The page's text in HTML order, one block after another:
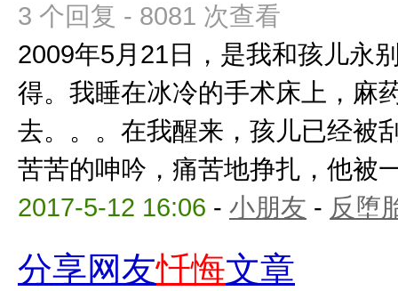
3 个回复 - 8081 次查看
2009年5月21日，是我和孩儿永
得。我睡在冰冷的手术床上，麻
去。。。在我醒来，孩儿已经被
苦苦的呻吟，痛苦地挣扎，他被
2017-5-12 16:06 - 小朋友 - 反堕
分享网友忏悔文章